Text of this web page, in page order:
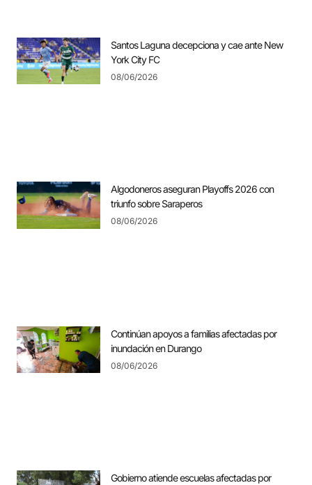
Santos Laguna decepciona y cae ante New
York City FC
08/06/2026
Algodoneros aseguran Playoffs 2026 con
triunfo sobre Saraperos
08/06/2026
Continúan apoyos a familias afectadas por
inundación en Durango
08/06/2026
Gobierno atiende escuelas afectadas por